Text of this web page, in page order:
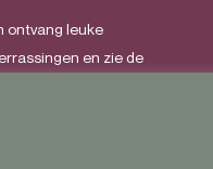
ontvang leuke
en zie de